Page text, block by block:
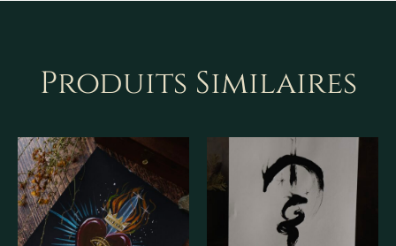
Produits Similaires